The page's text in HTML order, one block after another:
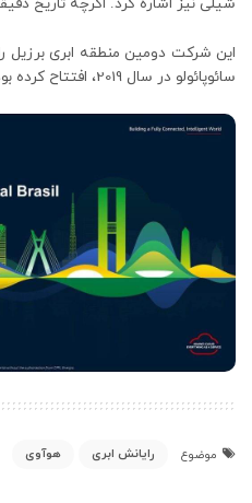
شیلی نیز اشاره کرد. اگرچه تاریخ
این شرکت دومین منطقه ابری برزیل را
سائوپائولو در سال 2019، افتتاح کرده بود.
موضوع رایانش ابری هوآوی